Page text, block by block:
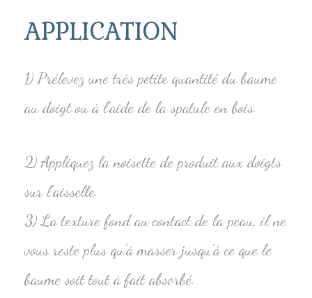
APPLICATION
1) Prélevez une très petite quantité du baume
au doigt ou à l’aide de la spatule en bois.
2) Appliquez la noisette de produit aux doigts
sur l’aisselle.
3) La texture fond au contact de la peau, il ne
vous reste plus qu’à masser jusqu’à ce que le
baume soit tout à fait absorbé.